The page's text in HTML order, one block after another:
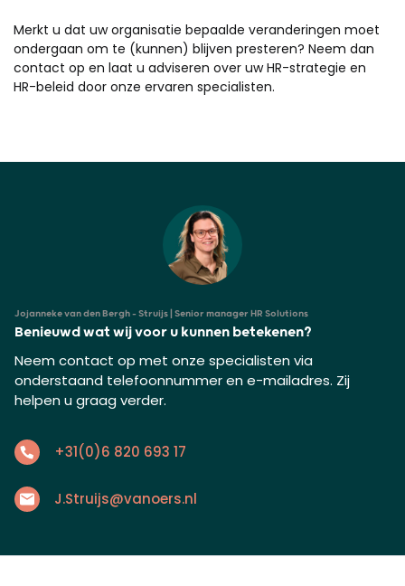
Merkt u dat uw organisatie bepaalde veranderingen moet
ondergaan om te (kunnen) blijven presteren? Neem dan
contact op en laat u adviseren over uw HR-strategie en
HR-beleid door onze ervaren specialisten.
Jojanneke van den Bergh - Struijs | Senior manager HR Solutions
Benieuwd wat wij voor u kunnen betekenen?
Neem contact op met onze specialisten via
onderstaand telefoonnummer en e-mailadres. Zij
helpen u graag verder.
+31(0)6 820 693 17
J.Struijs@vanoers.nl